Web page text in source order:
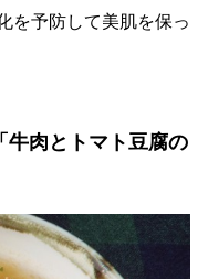
を予防して美肌を保っ
牛肉とトマト豆腐の